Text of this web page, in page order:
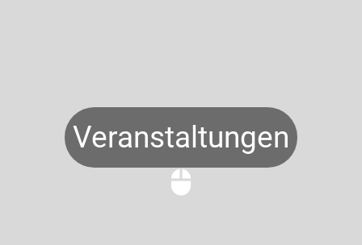
Veranstaltungen
mouse